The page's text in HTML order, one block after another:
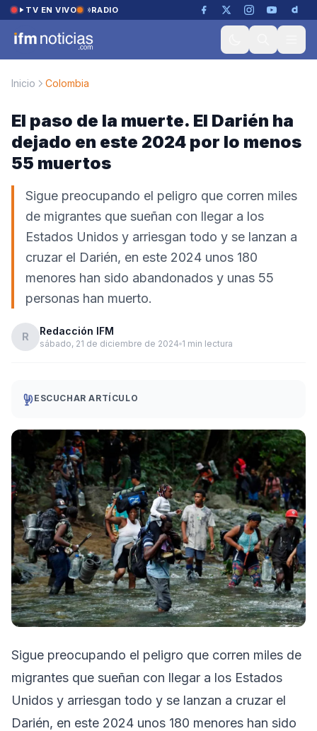
Saltar al contenido
TV EN VIVO RADIO
Inicio Colombia
El paso de la muerte. El Darién ha
dejado en este 2024 por lo menos
55 muertos
Sigue preocupando el peligro que corren miles
de migrantes que sueñan con llegar a los
Estados Unidos y arriesgan todo y se lanzan a
cruzar el Darién, en este 2024 unos 180
menores han sido abandonados y unas 55
personas han muerto.
R Redacción IFM
sábado, 21 de diciembre de 2024 1 min lectura
ESCUCHAR ARTÍCULO
Sigue preocupando el peligro que corren miles de
migrantes que sueñan con llegar a los Estados
Unidos y arriesgan todo y se lanzan a cruzar el
Darién, en este 2024 unos 180 menores han sido